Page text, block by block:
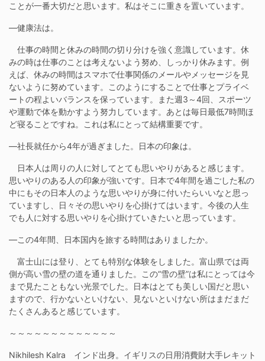
ことが一番大切だと思います。私はそこに重きを置いています。
―健康法は。
仕事の時間と休みの時間の切り分けを強く意識しています。休
みの時は仕事のことは考えないよう努め、しっかり休みます。例
えば、休みの時間はスマホで仕事関係のメールやメッセージを見
ないように努めています。このようにすることで仕事とプライベ
ートの程よいバランスを保っています。また週3～4回、スポーツ
や運動で体を動かすよう努力しています。あとは毎日最低7時間ほ
ど寝ることですね。これは私にとって結構重要です。
―社長就任から4年が過ぎました。日本の印象は。
日本人は周りの人に対してとても思いやりがあると感じます。
思いやりのある人の印象が強いです。日本で4年間を過ごした私の
中にもその日本人のような思いやりが身に付いたらいいなと思っ
ていますし、日々その思いやりを心掛けてはいます。今後の人生
でも人に対する思いやりを心掛けていきたいと思っています。
―この4年間、日本国内を旅する時間はありましたか。
富士山には登り、とても特別な体験をしました。富山県では両
側が高い雪の壁の道を通りました。この“雪の壁”は私にとっては今
まで見たこともない光景でした。日本はとても美しい国だと思い
ますので、行かないといけない、見ないといけない所はまだまだ
たくさんあると感じています。
～～～～～～～～～～～～～
Nikhilesh Kalra インド出身。イギリスの日用消費財大手レキット